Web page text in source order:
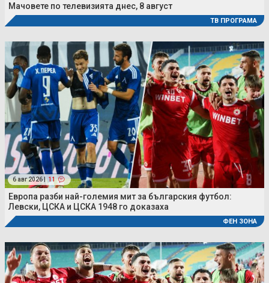
Мачовете по телевизията днес, 8 август
ТВ ПРОГРАМА
6 авг 2026 | 11
Европа разби най-големия мит за българския футбол:
Левски, ЦСКА и ЦСКА 1948 го доказаха
ФЕН ЗОНА